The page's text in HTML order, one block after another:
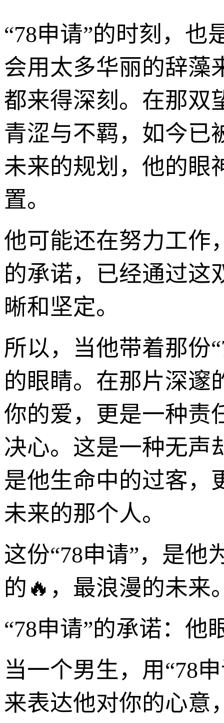
“78申请”的时刻，也
会用太多华丽的辞藻
都来得深刻。在那双
青涩与不羁，如今已
未来的规划，他的眼
置。
他可能还在努力工作
的承诺，已经通过这
晰和坚定。
所以，当他带着那份
的眼睛。在那片深邃
你的爱，更是一种责
决心。这是一种无声
是他生命中的过客，
未来的那个人。
这份“78申请”，是他
的🔥，最浪漫的未来
“78申请”的承诺：他
当一个男生，用“78
来表达他对你的心意